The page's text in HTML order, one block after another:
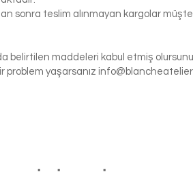
sonra teslim alınmayan kargolar
belirtilen maddeleri kabul etmiş
problem yaşarsanız